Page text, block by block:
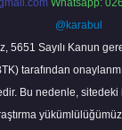
Whatsapp:
@karabul
5651 Sayılı Kanun
tarafından
Bu nedenle,